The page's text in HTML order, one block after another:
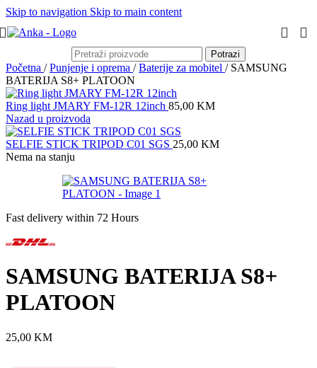
Skip to navigation Skip to main content
Potrazi
Početna / Punjenje i oprema / Baterije za mobitel / SAMSUNG
BATERIJA S8+ PLATOON
Ring light JMARY FM-12R 12inch 85,00 KM
Nazad u proizvoda
SELFIE STICK TRIPOD C01 SGS 25,00 KM
Nema na stanju
Fast delivery within 72 Hours
SAMSUNG BATERIJA S8+
PLATOON
25,00 KM